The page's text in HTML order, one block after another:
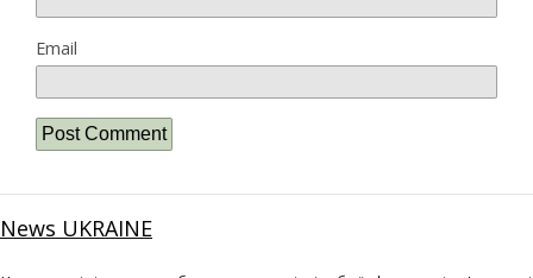
Email
News UKRAINE